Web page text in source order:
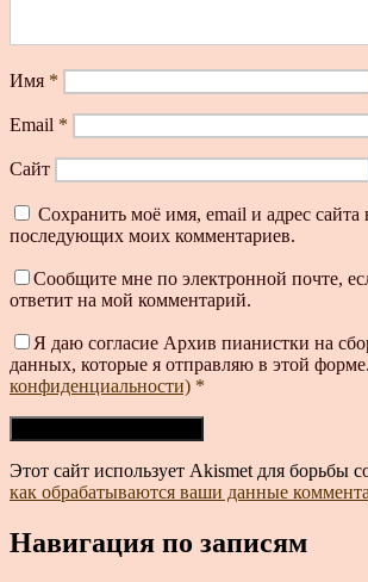
Имя *
Email *
Сайт
Сохранить моё имя, email и адрес сайта
последующих моих комментариев.
Сообщите мне по электронной почте,
ответит на мой комментарий.
Я даю согласие Архив пианистки на
данных, которые я отправляю в этой форме.
конфиденциальности) *
Этот сайт использует Akismet для борьбы
как обрабатываются ваши данные
Навигация по записям